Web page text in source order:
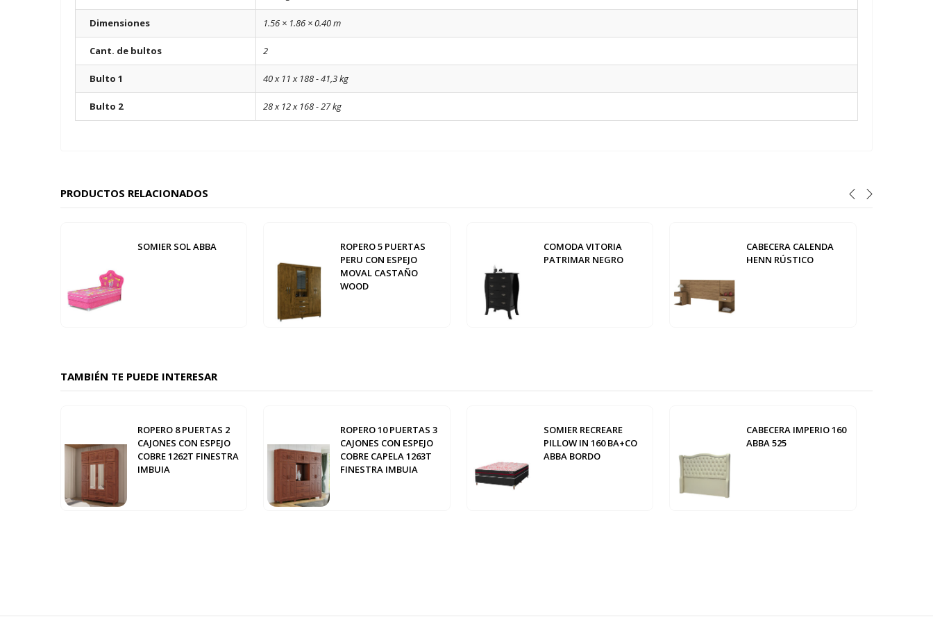
Dimensiones 1.56 × 1.86 × 0.40 m
Cant. de bultos 2
Bulto 1 40 x 11 x 188 - 41,3 kg
Bulto 2 28 x 12 x 168 - 27 kg
PRODUCTOS RELACIONADOS
SOMIER SOL ABBA
ROPERO 5 PUERTAS
PERU CON ESPEJO
MOVAL CASTAÑO
WOOD
COMODA VITORIA
PATRIMAR NEGRO
CABECERA CALENDA
HENN RÚSTICO
TAMBIÉN TE PUEDE INTERESAR
ROPERO 8 PUERTAS 2
CAJONES CON ESPEJO
COBRE 1262T FINESTRA
IMBUIA
ROPERO 10 PUERTAS 3
CAJONES CON ESPEJO
COBRE CAPELA 1263T
FINESTRA IMBUIA
SOMIER RECREARE
PILLOW IN 160 BA+CO
ABBA BORDO
CABECERA IMPERIO 160
ABBA 525